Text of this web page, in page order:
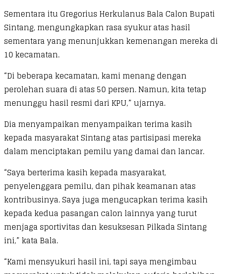
Sementara itu Gregorius Herkulanus Bala Calon Bupati
Sintang, mengungkapkan rasa syukur atas hasil
sementara yang menunjukkan kemenangan mereka di
10 kecamatan.
“Di beberapa kecamatan, kami menang dengan
perolehan suara di atas 50 persen. Namun, kita tetap
menunggu hasil resmi dari KPU,” ujarnya.
Dia menyampaikan menyampaikan terima kasih
kepada masyarakat Sintang atas partisipasi mereka
dalam menciptakan pemilu yang damai dan lancar.
“Saya berterima kasih kepada masyarakat,
penyelenggara pemilu, dan pihak keamanan atas
kontribusinya. Saya juga mengucapkan terima kasih
kepada kedua pasangan calon lainnya yang turut
menjaga sportivitas dan kesuksesan Pilkada Sintang
ini,” kata Bala.
“Kami mensyukuri hasil ini, tapi saya mengimbau